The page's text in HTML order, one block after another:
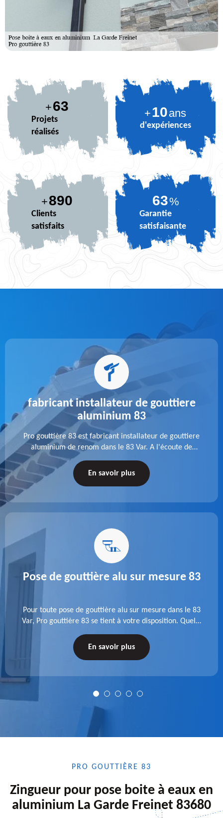
+77
Projets
réalisés
+10ans
d'expériences
+890
Clients
satisfaits
77%
Garantie
satisfaisante
fabricant installateur de gouttiere
aluminium 83
Pro gouttière 83 est fabricant installateur de gouttiere
aluminium de renom dans le 83 Var. A l'écoute de
chaque besoin, notre équipe veille à réaliser des
gouttières performantes, durables et à la hauteur de
En savoir plus
Pose de gouttière alu sur mesure 83
Pour toute pose de gouttière alu sur mesure dans le 83
Var, Pro gouttière 83 se tient à votre disposition. Quelle
nous confiance.
En savoir plus
PRO GOUTTIÈRE 83
Zingueur pour pose boite à eaux en
aluminium La Garde Freinet 83680